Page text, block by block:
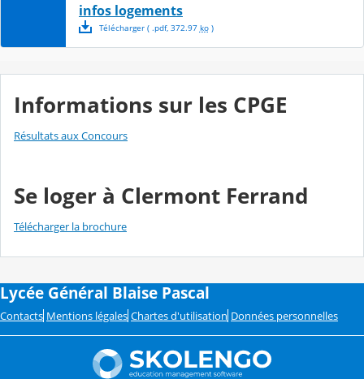
infos logements
Télécharger( .pdf, 372.97 ko)
Informations sur les CPGE
Résultats aux Concours
Se loger à Clermont Ferrand
Télécharger la brochure
Lycée Général Blaise Pascal
Contacts Mentions légales Chartes d'utilisation Données personnelles